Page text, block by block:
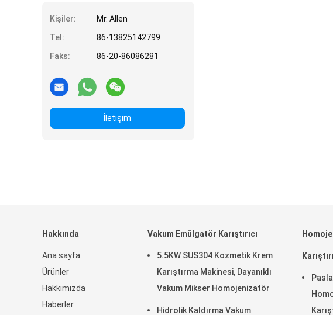
Kişiler:
Mr. Allen
Tel:
86-13825142799
Faks:
86-20-86086281
İletişim
Hakkında
Ana sayfa
Ürünler
Hakkımızda
Haberler
Vakum Emülgatör Karıştırıcı
5.5KW SUS304 Kozmetik Krem
Karıştırma Makinesi, Dayanıklı
Vakum Mikser Homojenizatör
Hidrolik Kaldırma Vakum